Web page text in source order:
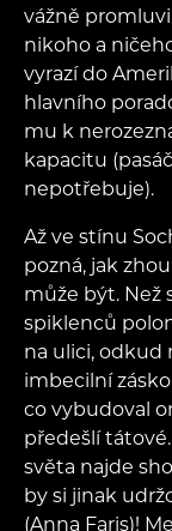
vážně
nikoho a
vyrazí do
hlavního
mu k
kapacitu
nepotřebuje).
Až ve stínu
pozná, jak
může být. Než
spiklenců
na ulici, odkud
imbecilní
co vybudoval
předešlí
světa najde
by si jinak
(Anna Faris)!